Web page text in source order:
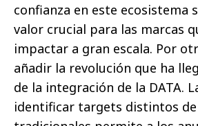
confianza en este ecosistema
valor crucial para las marcas
impactar a gran escala. Por
añadir la revolución que ha
de la integración de la DATA.
identificar targets distintos